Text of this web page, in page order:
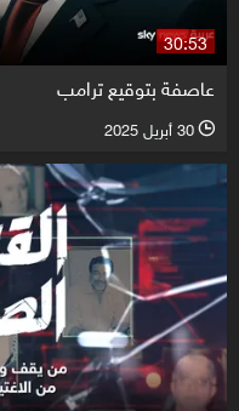
30:53
عاصفة بتوقيع ترامب
l 30 أبريل 2025